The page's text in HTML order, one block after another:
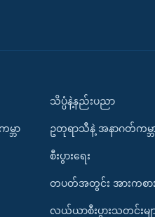
ဘာ
သိပ္ပံနဲ့နည်းပညာ
ဥတုရာသီနဲ့ အနာဂတ်ကမ္ဘ
စီးပွားရေး
တပတ်အတွင်း အားကစား
လယ်ယာစီးပွားသတင်းမျ